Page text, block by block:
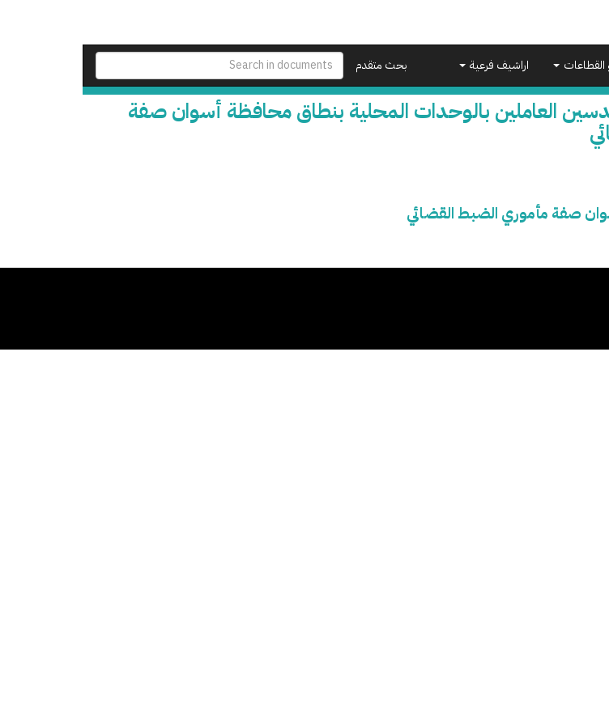
بحث متقدم القطاعات اراشيف فرعية
العاملين بالوحدات المحلية بنطاق محافظة أسوان صفة
صفة مأموري الضبط القضائي